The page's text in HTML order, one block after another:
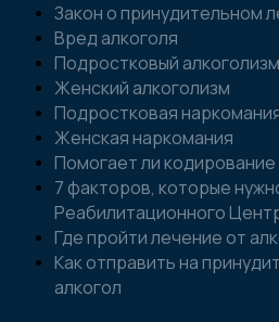
Закон о принудительном
Вред алкоголя
Подростковый алкоголизм
Женский алкоголизм
Подростковая
Женская наркомания
Помогает ли
7 факторов, которые
Реабилитационного
Где пройти лечение от
Как отправить на
алкогол